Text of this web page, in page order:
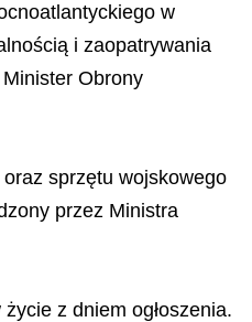
w
i zaopatrywania
Obrony
sprzętu wojskowego
przez Ministra
z dniem ogłoszenia.